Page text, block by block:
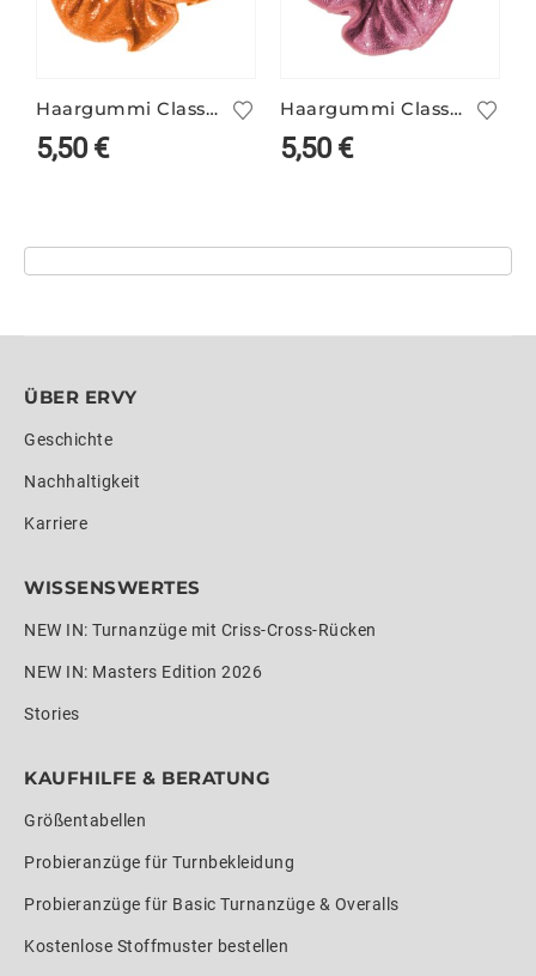
Haargummi Classic tangerine
5,50€
Haargummi Classic altrosa
5,50€
ÜBER ERVY
Geschichte
Nachhaltigkeit
Karriere
WISSENSWERTES
NEW IN: Turnanzüge mit Criss-Cross-Rücken
NEW IN: Masters Edition 2026
Stories
KAUFHILFE & BERATUNG
Größentabellen
Probieranzüge für Turnbekleidung
Probieranzüge für Basic Turnanzüge & Overalls
Kostenlose Stoffmuster bestellen